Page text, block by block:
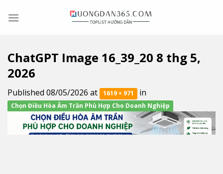
ChatGPT Image 16_39_20 8 thg 5,
2026
Published 08/05/2026 at 1619 × 971 in
Chọn Điều Hòa Âm Trần Phù Hợp Cho Doanh Nghiệp